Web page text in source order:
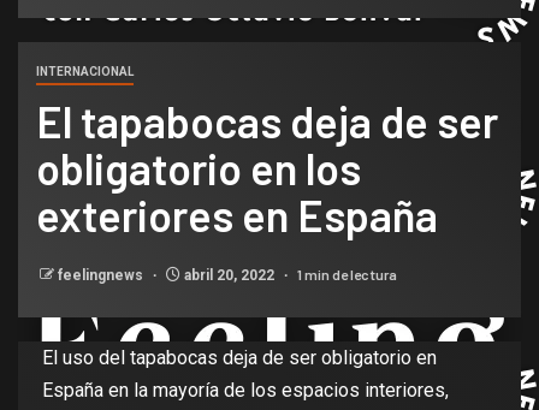
INTERNACIONAL
El tapabocas deja de ser
obligatorio en los
exteriores en España
feelingnews abril 20, 2022 1 min de lectura
El uso del tapabocas deja de ser obligatorio en
España en la mayoría de los espacios interiores,